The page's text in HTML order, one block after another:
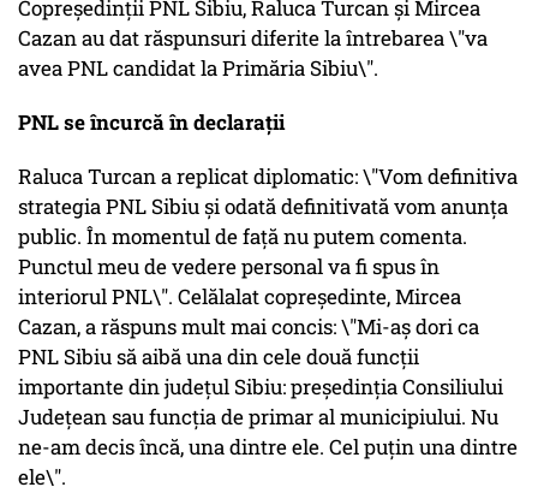
Copreședinții PNL Sibiu, Raluca Turcan și Mircea
Cazan au dat răspunsuri diferite la întrebarea \"va
avea PNL candidat la Primăria Sibiu\".
PNL se încurcă în declarații
Raluca Turcan a replicat diplomatic: \"Vom definitiva
strategia PNL Sibiu și odată definitivată vom anunța
public. În momentul de față nu putem comenta.
Punctul meu de vedere personal va fi spus în
interiorul PNL\". Celălalat copreședinte, Mircea
Cazan, a răspuns mult mai concis: \"Mi-aș dori ca
PNL Sibiu să aibă una din cele două funcții
importante din județul Sibiu: președinția Consiliului
Județean sau funcția de primar al municipiului. Nu
ne-am decis încă, una dintre ele. Cel puțin una dintre
ele\".